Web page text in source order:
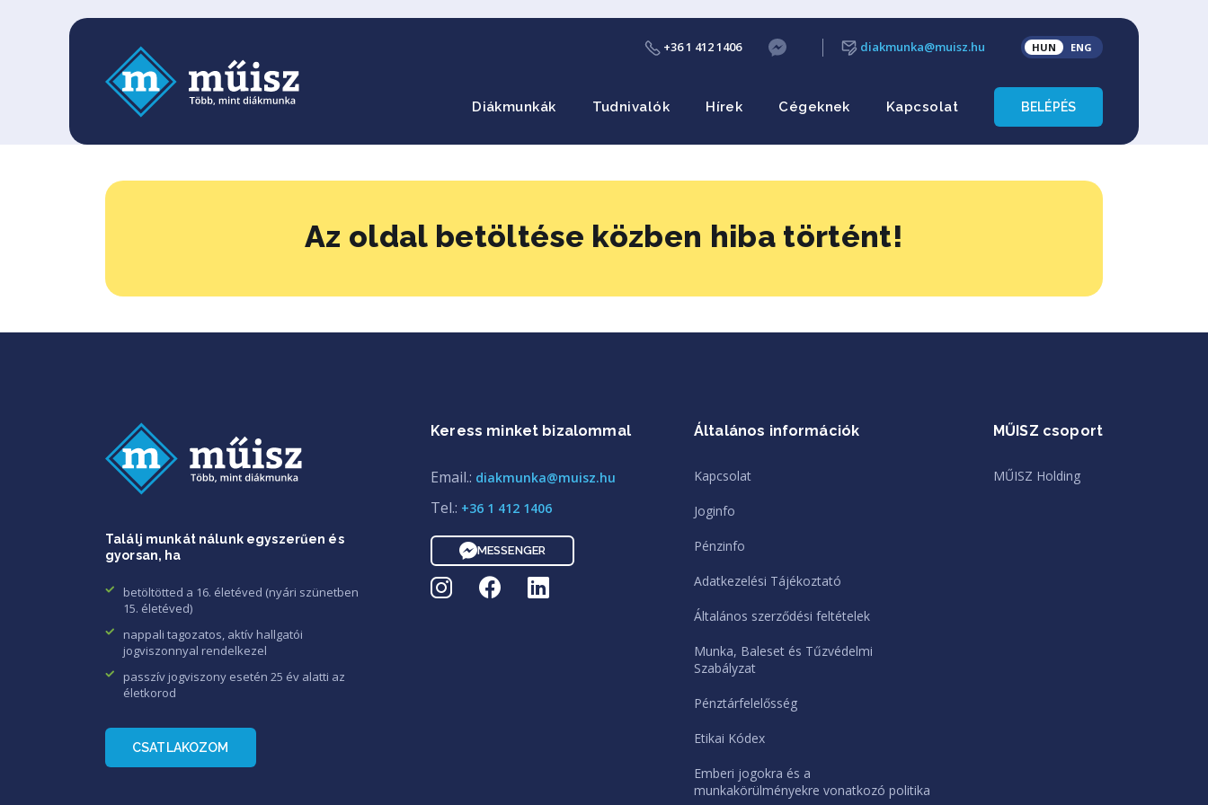
+36 1 412 1406 diakmunka@muisz.hu HUN ENG
Diákmunkák Tudnivalók Hírek Cégeknek Kapcsolat BELÉPÉS
Az oldal betöltése közben hiba történt!
Találj munkát nálunk egyszerűen és
gyorsan, ha
betöltötted a 16. életéved (nyári szünetben
15. életéved)
nappali tagozatos, aktív hallgatói
jogviszonnyal rendelkezel
passzív jogviszony esetén 25 év alatti az
életkorod
CSATLAKOZOM
Keress minket bizalommal
Email.: diakmunka@muisz.hu
Tel.: +36 1 412 1406
MESSENGER
Általános információk
Kapcsolat
Joginfo
Pénzinfo
Adatkezelési Tájékoztató
Általános szerződési feltételek
Munka, Baleset és Tűzvédelmi
Szabályzat
Pénztárfelelősség
Etikai Kódex
Emberi jogokra és a
munkakörülményekre vonatkozó politika
MŰISZ csoport
MŰISZ Holding